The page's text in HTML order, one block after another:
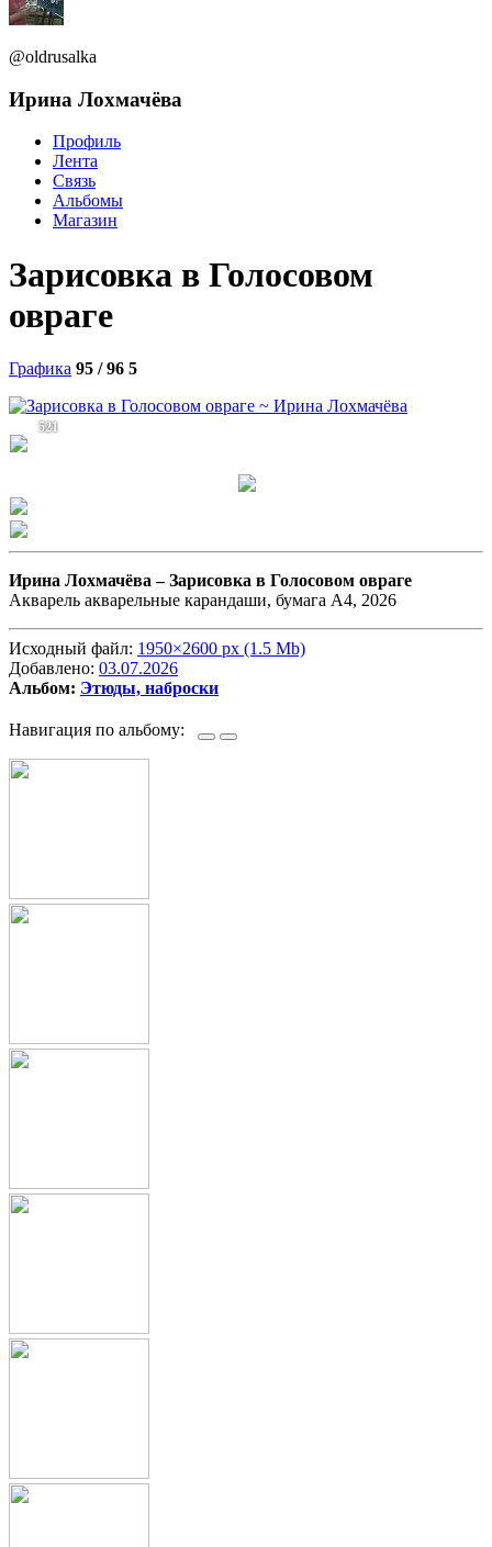
@oldrusalka
Ирина Лохмачёва
Профиль
Лента
Связь
Альбомы
Магазин
Зарисовка в Голосовом
овраге
Графика 95 / 96 5
521
Ирина Лохмачёва –Зарисовка в Голосовом овраге
Акварель акварельные карандаши, бумага А4, 2026
Исходный файл: 1950×2600 px (1.5 Mb)
Добавлено: 03.07.2026
Альбом: Этюды, наброски
Навигация по альбому: